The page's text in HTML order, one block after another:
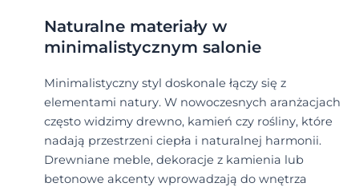
Naturalne materiały w
minimalistycznym salonie
Minimalistyczny styl doskonale łączy się z
elementami natury. W nowoczesnych aranżacjach
często widzimy drewno, kamień czy rośliny, które
nadają przestrzeni ciepła i naturalnej harmonii.
Drewniane meble, dekoracje z kamienia lub
betonowe akcenty wprowadzają do wnętrza